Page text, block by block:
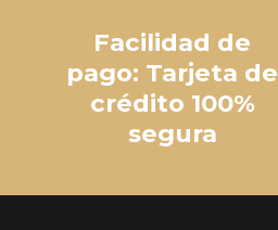
Facilidad de
pago: Tarjeta de
crédito 100%
segura